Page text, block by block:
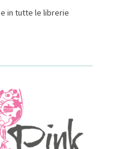
e in tutte le librerie